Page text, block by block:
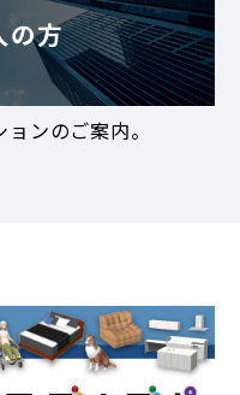
の方
ンのご案内。